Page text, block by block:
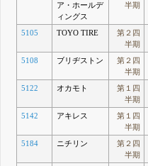
ア・ホールデ
ィングス
半期
5105 TOYO TIRE
第２四
半期
5108 ブリヂストン
第２四
半期
5122 オカモト
第１四
半期
5142 アキレス
第１四
半期
5184 ニチリン
第２四
半期